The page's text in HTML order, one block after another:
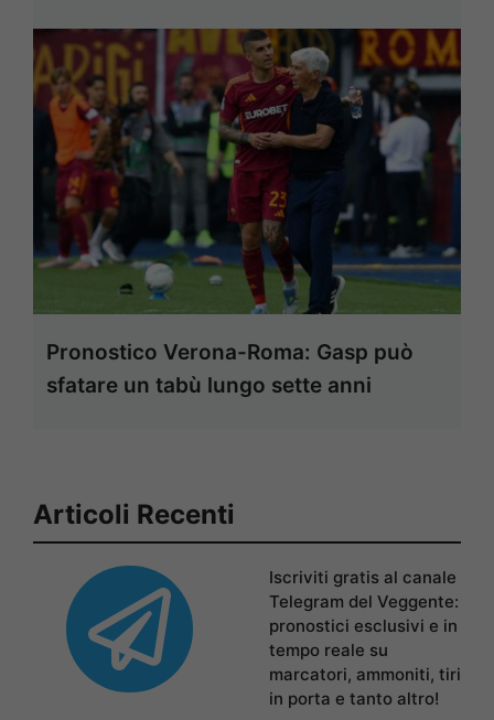
Pronostico Verona-Roma: Gasp può
sfatare un tabù lungo sette anni
Articoli Recenti
Iscriviti gratis al canale
Telegram del Veggente:
pronostici esclusivi e in
tempo reale su
marcatori, ammoniti, tiri
in porta e tanto altro!